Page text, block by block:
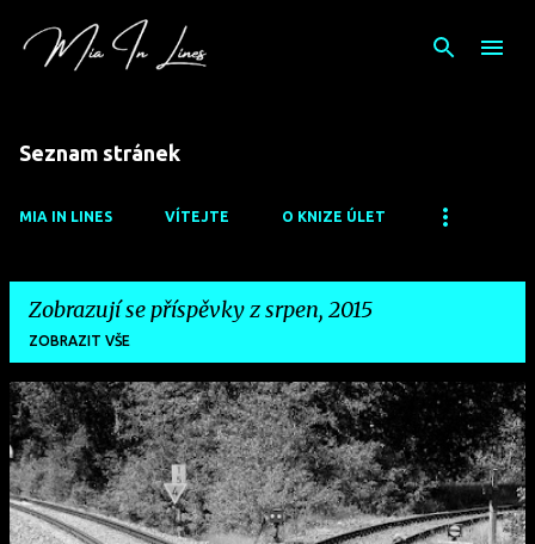
Přeskočit na hlavní obsah
Seznam stránek
MIA IN LINES VÍTEJTE O KNIZE ÚLET
Zobrazují se příspěvky z srpen, 2015
ZOBRAZIT VŠE
P
ř
s